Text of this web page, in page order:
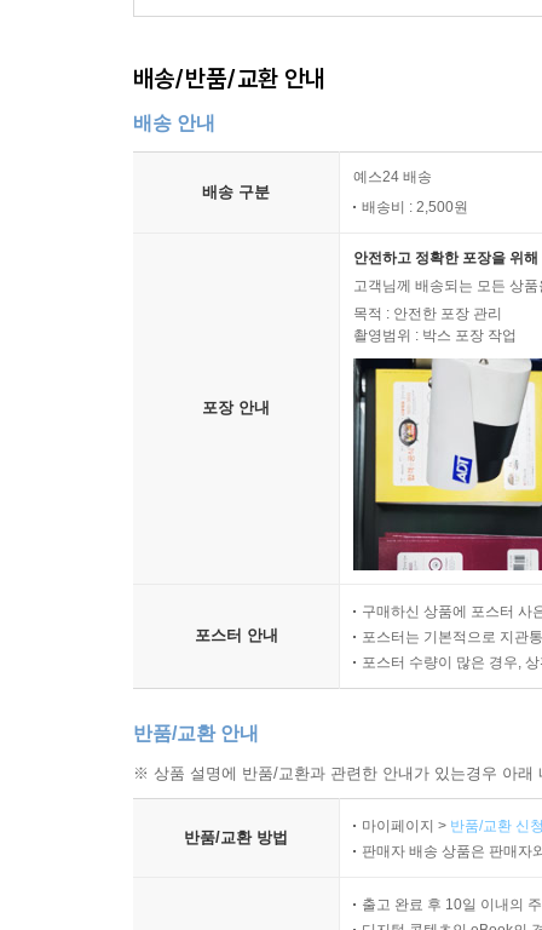
배송/반품/교환 안내
배송 안내
배송 구분
예스24 배송
배송비 : 2,500원
포장 안내
안전하고 정확한 포장을 위
고객님께 배송되는 모든 상
목적 : 안전한 포장 관리
촬영범위 : 박스 포장 작업
포스터 안내
구매하신 상품에 포스터 사
포스터는 기본적으로 지관
포스터 수량이 많은 경우,
반품/교환 안내
※ 상품 설명에 반품/교환과 관련한 안내가 있는경우 아
반품/교환 방법
마이페이지 > 반품/교환 신
판매자 배송 상품은 판매자
출고 완료 후 10일 이내의